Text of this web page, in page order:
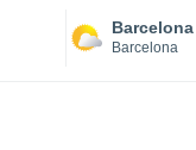
Barcelona
Barcelona